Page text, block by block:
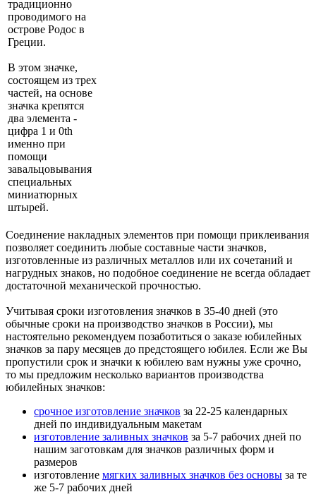
традиционно
проводимого на
острове Родос в
Греции.
В этом значке,
состоящем из трех
частей, на основе
значка крепятся
два элемента -
цифра 1 и 0th
именно при
помощи
завальцовывания
специальных
миниатюрных
штырей.
Соединение накладных элементов при помощи приклеивания
позволяет соединить любые составные части значков,
изготовленные из различных металлов или их сочетаний и
нагрудных знаков, но подобное соединение не всегда обладает
достаточной механической прочностью.
Учитывая сроки изготовления значков в 35-40 дней (это
обычные сроки на производство значков в России), мы
настоятельно рекомендуем позаботиться о заказе юбилейных
значков за пару месяцев до предстоящего юбилея. Если же Вы
пропустили срок и значки к юбилею вам нужны уже срочно,
то мы предложим несколько вариантов производства
юбилейных значков:
срочное изготовление значков за 22-25 календарных
дней по индивидуальным макетам
изготовление заливных значков за 5-7 рабочих дней по
нашим заготовкам для значков различных форм и
размеров
изготовление мягких заливных значков без основы за те
же 5-7 рабочих дней